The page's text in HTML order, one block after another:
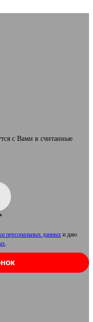
с Вами в считанные
персональных данных и даю